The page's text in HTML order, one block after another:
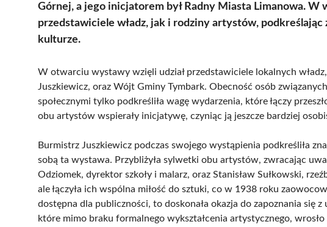
Górnej, a jego inicjatorem był Radny Miasta Limanowa.
przedstawiciele władz, jak i rodziny artystów,
kulturze.
W otwarciu wystawy wzięli udział przedstawiciele lokalnych
Juszkiewicz, oraz Wójt Gminy Tymbark. Obecność osób
społecznymi tylko podkreśliła wagę wydarzenia, które łączy
obu artystów wspierały inicjatywę, czyniąc ją jeszcze bardziej
Burmistrz Juszkiewicz podczas swojego wystąpienia podkreśliła
sobą ta wystawa. Przybliżyła sylwetki obu artystów, zwracając
Odziomek, dyrektor szkoły i malarz, oraz Stanisław Sułkowski,
ale łączyła ich wspólna miłość do sztuki, co w 1938 roku
dostępna dla publiczności, to doskonała okazja do zapoznania się
które mimo braku formalnego wykształcenia artystycznego, wrosło